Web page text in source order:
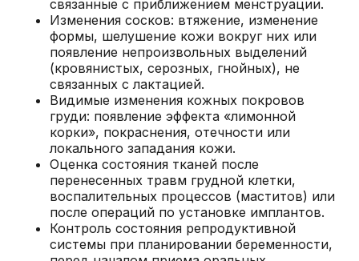
связанные с приближением менструации.
Изменения сосков: втяжение, изменение
формы, шелушение кожи вокруг них или
появление непроизвольных выделений
(кровянистых, серозных, гнойных), не
связанных с лактацией.
Видимые изменения кожных покровов
груди: появление эффекта «лимонной
корки», покраснения, отечности или
локального западания кожи.
Оценка состояния тканей после
перенесенных травм грудной клетки,
воспалительных процессов (маститов) или
после операций по установке имплантов.
Контроль состояния репродуктивной
системы при планировании беременности,